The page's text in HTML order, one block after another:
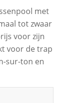
met
tot zwaar
voor zijn
voor de trap
sur-ton en